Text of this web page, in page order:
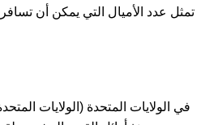
تمثل عدد الأميال التي يمكن أن